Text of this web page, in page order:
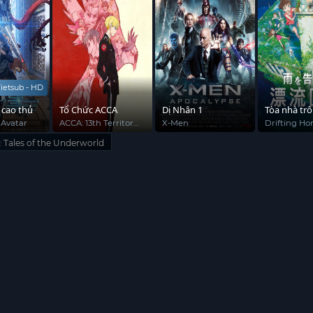
Territory
Dị Nhân 1
X-Men
Tòa nhà trôi dạt
Drifting Home
Những Cô
Thuật
Precure!
Tales of the Underworld